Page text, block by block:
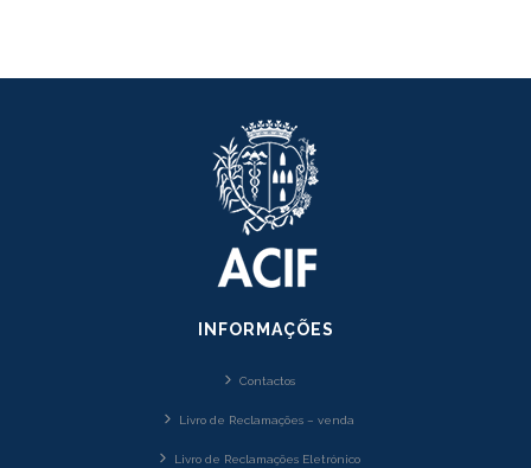
INFORMAÇÕES
Contactos
Livro de Reclamações – venda
Livro de Reclamações Eletrónico